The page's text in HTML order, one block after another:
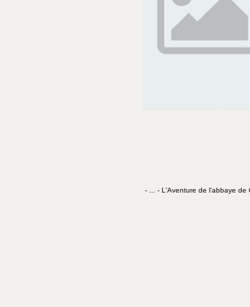
- ... - L'Aventure de l'abbaye de